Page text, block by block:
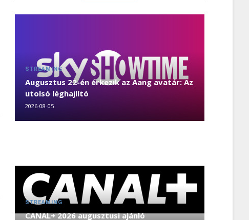
STREAMING
Augusztus 22-én érkezik az Aang avatár: Az
utolsó léghajlító
2026-08-05
STREAMING
CANAL+ 2026 augusztusi ajánló